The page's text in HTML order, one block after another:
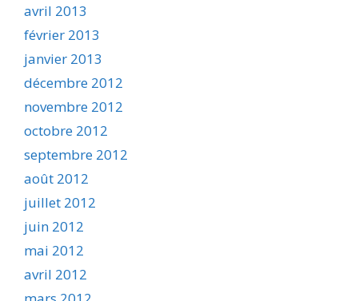
avril 2013
février 2013
janvier 2013
décembre 2012
novembre 2012
octobre 2012
septembre 2012
août 2012
juillet 2012
juin 2012
mai 2012
avril 2012